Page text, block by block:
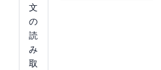
文
の
読
み
取